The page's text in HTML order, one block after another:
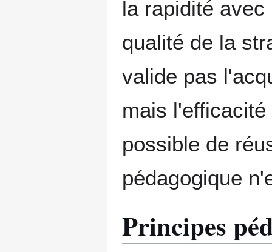
la rapidité avec
qualité de la
valide pas
mais
possible de
pédagogique
Principes